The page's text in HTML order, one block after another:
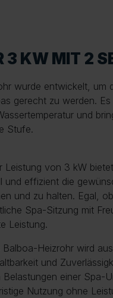
3 KW MIT 2
wurde entwickelt, um
gerecht zu werden.
und
Stufe.
Leistung von 3 kW
und effizient die
und zu halten. Egal,
Spa-Sitzung mit
Leistung.
Balboa-Heizrohr wird
und
einer Spa-
Nutzung ohne